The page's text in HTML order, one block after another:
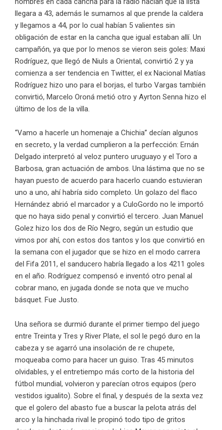
llegara a 43, además le sumamos al que prende la caldera
y llegamos a 44, por lo cual habían 5 valientes sin
obligación de estar en la cancha que igual estaban allí. Un
campañón, ya que por lo menos se vieron seis goles: Maxi
Rodríguez, que llegó de Niuls a Oriental, convirtió 2 y ya
comienza a ser tendencia en Twitter, el ex Nacional Matías
Rodríguez hizo uno para el borjas, el turbo Vargas también
convirtió, Marcelo Oroná metió otro y Ayrton Senna hizo el
último de los de la villa.
“Vamo a hacerle un homenaje a Chichia” decían algunos
en secreto, y la verdad cumplieron a la perfección: Ernán
Delgado interpretó al veloz puntero uruguayo y el Toro a
Barbosa, gran actuación de ambos. Una lástima que no se
hayan puesto de acuerdo para hacerlo cuando estuvieran
uno a uno, ahí habría sido completo. Un golazo del flaco
Hernández abrió el marcador y a CuloGordo no le importó
que no haya sido penal y convirtió el tercero. Juan Manuel
Golez hizo los dos de Río Negro, según un estudio que
vimos por ahí, con estos dos tantos y los que convirtió en
la semana con el jugador que se hizo en el modo carrera
del Fifa 2011, el sanducero habría llegado a los 4211 goles
en el año. Rodríguez compensó e inventó otro penal al
cobrar mano, en jugada donde se nota que ve mucho
básquet. Fue Justo.
Una señora se durmió durante el primer tiempo del juego
entre Treinta y Tres y River Plate, el sol le pegó duro en la
cabeza y se agarró una insolación de re chupete,
moqueaba como para hacer un guiso. Tras 45 minutos
olvidables, y el entretiempo más corto de la historia del
fútbol mundial, volvieron y parecían otros equipos (pero
vestidos igualito). Sobre el final, y después de la sexta vez
que el golero del abasto fue a buscar la pelota atrás del
arco y la hinchada rival le propinó todo tipo de gritos